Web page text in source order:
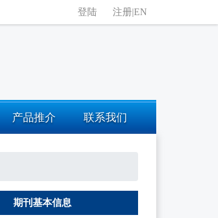
登陆 注册|EN
产品推介 联系我们
期刊基本信息